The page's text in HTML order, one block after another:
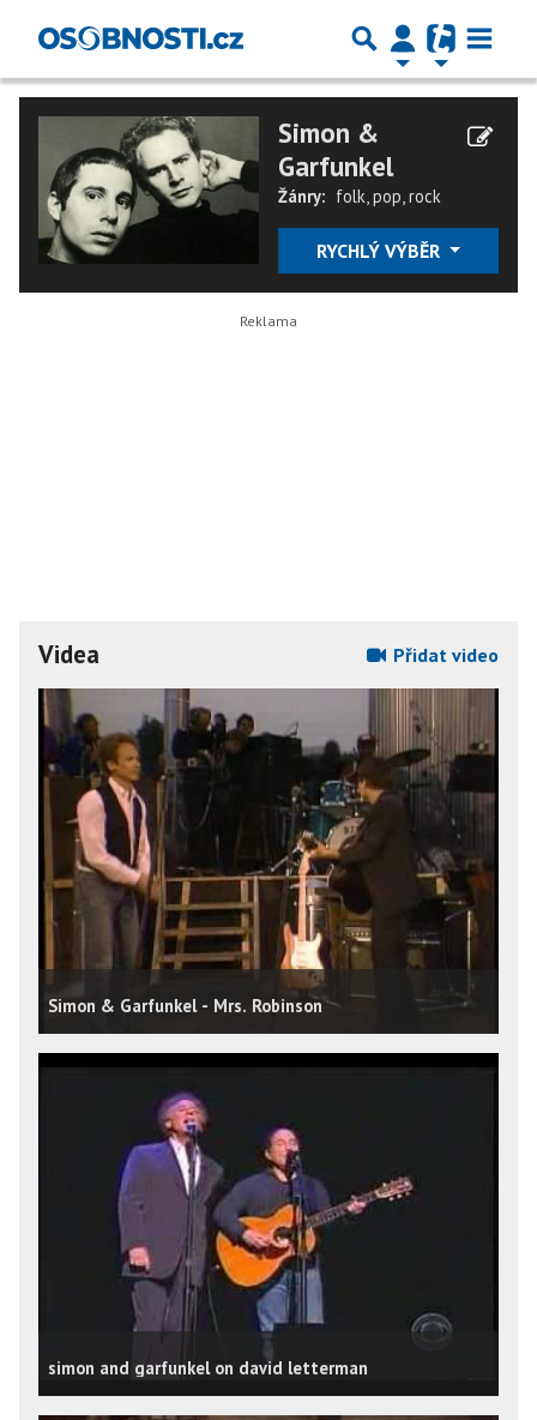
Simon &
Garfunkel
Žánry: folk,pop,rock
RYCHLÝ VÝBĚR
Videa Přidat video
Simon & Garfunkel - Mrs. Robinson
simon and garfunkel on david letterman